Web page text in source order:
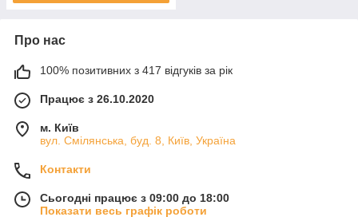
Про нас
100% позитивних з 417 відгуків за рік
Працює з 26.10.2020
м. Київ
вул. Смілянська, буд. 8, Київ, Україна
Контакти
Сьогодні працює з 09:00 до 18:00
Показати весь графік роботи